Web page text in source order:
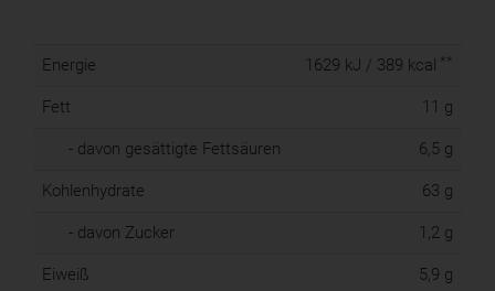
Energie 1629 kJ / 389 kcal **
Fett 11 g
- davon gesättigte Fettsäuren 6,5 g
Kohlenhydrate 63 g
- davon Zucker 1,2 g
Eiweiß 5,9 g